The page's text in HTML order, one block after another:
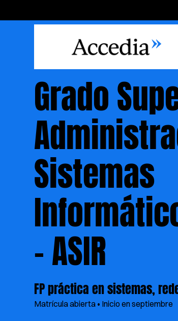
Grado
Sistemas
- ASIR
FP práctica en sistemas,
Matrícula abierta • Inicio en septiembre